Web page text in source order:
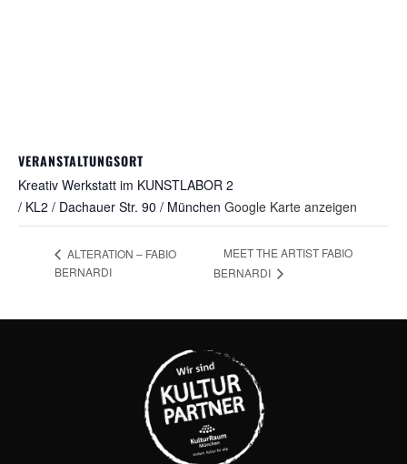
VERANSTALTUNGSORT
Kreativ Werkstatt im KUNSTLABOR 2
/ KL2 / Dachauer Str. 90 / München Google Karte anzeigen
ALTERATION – FABIO
BERNARDI
MEET THE ARTIST FABIO
BERNARDI